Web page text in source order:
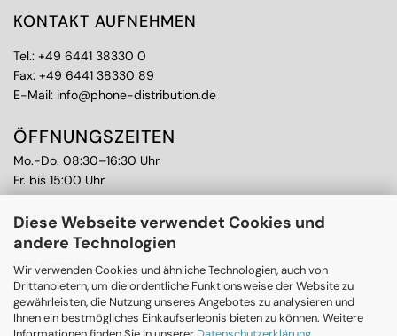
Diese Webseite verwendet Cookies und
andere Technologien
Wir verwenden Cookies und ähnliche Technologien, auch von
Drittanbietern, um die ordentliche Funktionsweise der Website zu
gewährleisten, die Nutzung unseres Angebotes zu analysieren und
Ihnen ein bestmögliches Einkaufserlebnis bieten zu können. Weitere
KONTAKT AUFNEHMEN
Tel.: +49 6441 38330 0
Fax: +49 6441 38330 89
E-Mail: info@phone-distribution.de
ÖFFNUNGSZEITEN
Mo.-Do. 08:30–16:30 Uhr
Fr. bis 15:00 Uhr
WEITERE THEMEN
Ankauf
CPS Garantie
RMA